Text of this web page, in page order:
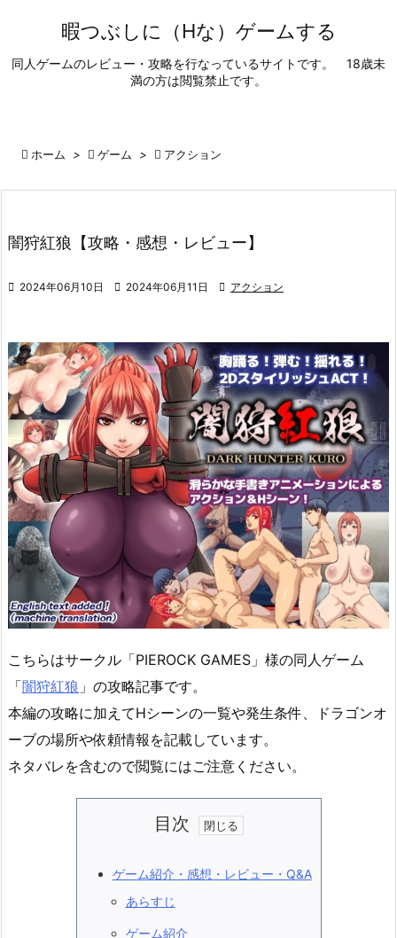
暇つぶしに（Hな）ゲームする
同人ゲームのレビュー・攻略を行なっているサイトです。 18歳未
満の方は閲覧禁止です。

次へ
 ホーム >  ゲーム >  アクション
闇狩紅狼【攻略・感想・レビュー】
 2024年06月10日  2024年06月11日  アクション
こちらはサークル「PIEROCK GAMES」様の同人ゲーム
「闇狩紅狼 」の攻略記事です。
本編の攻略に加えてHシーンの一覧や発生条件、ドラゴンオ
ーブの場所や依頼情報を記載しています。
ネタバレを含むので閲覧にはご注意ください。
目次
ゲーム紹介・感想・レビュー・Q&A
あらすじ
ゲーム紹介